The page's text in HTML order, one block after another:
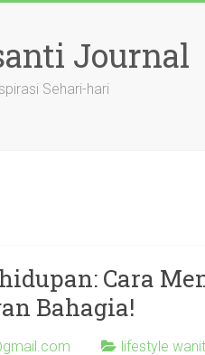
Journal
Sehari-hari
Cara
Bahagia!
lifestyle